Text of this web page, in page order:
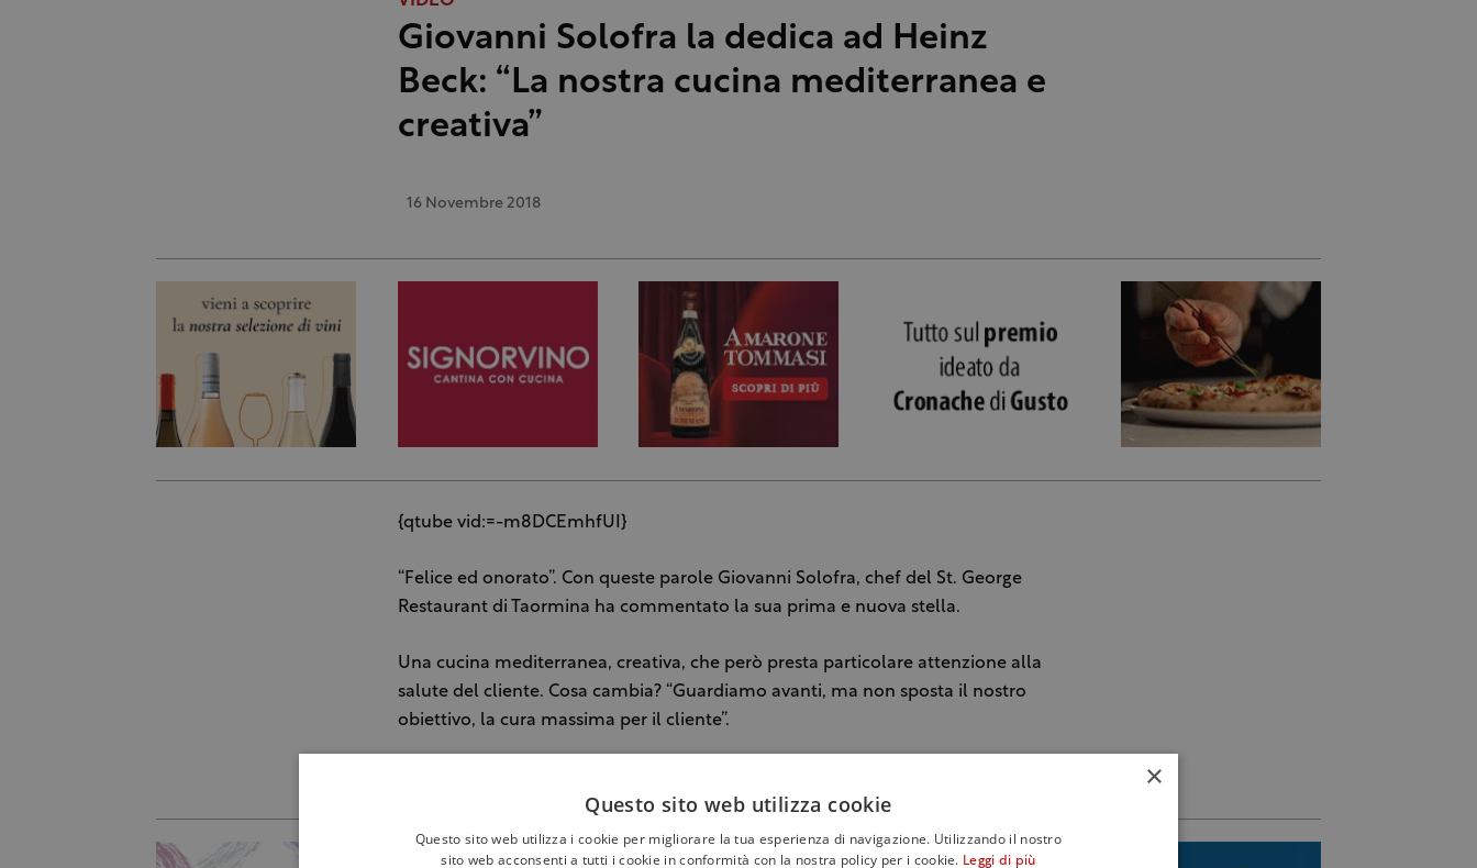
Giovanni Solofra la dedica ad Heinz
Beck: “La nostra cucina mediterranea e
creativa”
16 Novembre 2018
{qtube vid:=-m8DCEmhfUI}
“Felice ed onorato”. Con queste parole Giovanni Solofra, chef del St. George
Restaurant di Taormina ha commentato la sua prima e nuova stella.
Una cucina mediterranea, creativa, che però presta particolare attenzione alla
salute del cliente. Cosa cambia? “Guardiamo avanti, ma non sposta il nostro
obiettivo, la cura massima per il cliente”.
×
Questo sito web utilizza cookie
Questo sito web utilizza i cookie per migliorare la tua esperienza di navigazione. Utilizzando il nostro
sito web acconsenti a tutti i cookie in conformità con la nostra policy per i cookie. Leggi di più